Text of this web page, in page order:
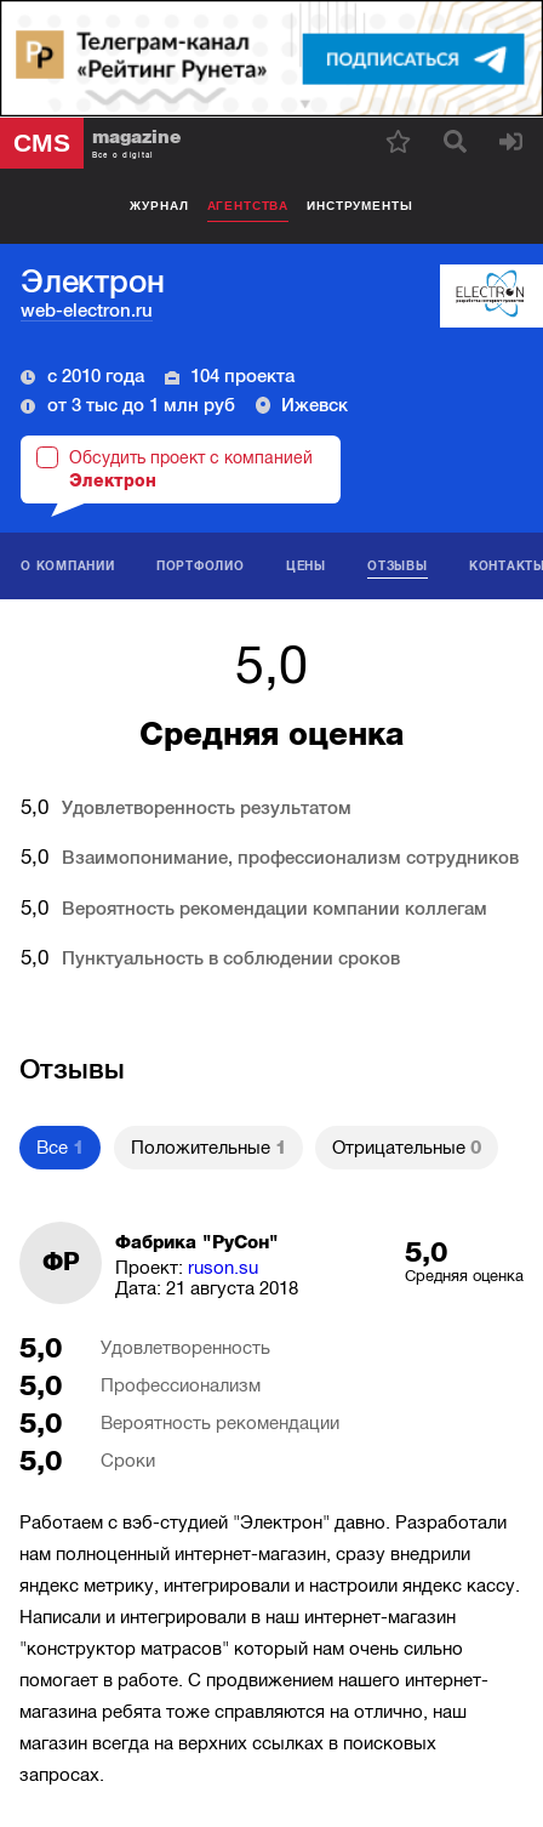
CMS magazine
Все о digital
ЖУРНАЛ АГЕНТСТВА ИНСТРУМЕНТЫ
Электрон
web-electron.ru
с 2010 года
104 проекта
от 3 тыс до 1 млн руб
Ижевск
Обсудить проект с компанией
Электрон
О КОМПАНИИ ПОРТФОЛИО ЦЕНЫ ОТЗЫВЫ
5,0
Средняя оценка
5,0 Удовлетворенность результатом
5,0 Взаимопонимание, профессионализм сотрудников
5,0 Вероятность рекомендации компании коллегам
5,0 Пунктуальность в соблюдении сроков
Отзывы
Все 1 Положительные 1 Отрицательные 0
ФР
Фабрика "РуСон"
Проект: ruson.su
Дата: 21 августа 2018
5,0
Средняя оценка
5,0 Удовлетворенность
5,0 Профессионализм
5,0 Вероятность рекомендации
5,0 Сроки
Работаем с вэб-студией "Электрон" давно. Разработали
нам полноценный интернет-магазин, сразу внедрили
яндекс метрику, интегрировали и настроили яндекс кассу.
Написали и интегрировали в наш интернет-магазин
"конструктор матрасов" который нам очень сильно
помогает в работе. С продвижением нашего интернет-
магазина ребята тоже справляются на отлично, наш
магазин всегда на верхних ссылках в поисковых
запросах.